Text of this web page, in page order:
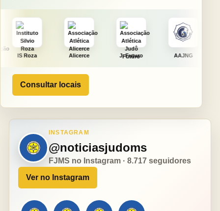
Alicerce J. Futuro AAJNG TSURU
Consultar locais
INSTAGRAM
@noticiasjudoms
FJMS no Instagram · 8.717 seguidores
Ver no Instagram